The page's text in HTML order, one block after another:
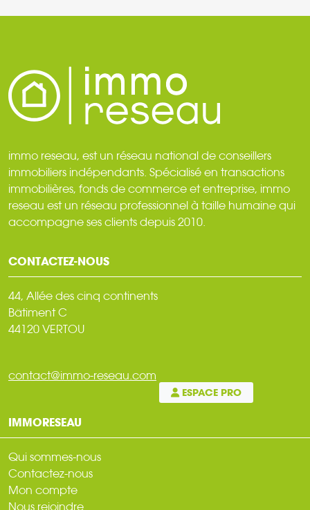
immo reseau, est un réseau national de conseillers
immobiliers indépendants. Spécialisé en transactions
immobilières, fonds de commerce et entreprise, immo
reseau est un réseau professionnel à taille humaine qui
accompagne ses clients depuis 2010.
CONTACTEZ-NOUS
44, Allée des cinq continents
Bâtiment C
44120 VERTOU
contact@immo-reseau.com
ESPACE PRO
IMMORESEAU
Qui sommes-nous
Contactez-nous
Mon compte
Nous rejoindre